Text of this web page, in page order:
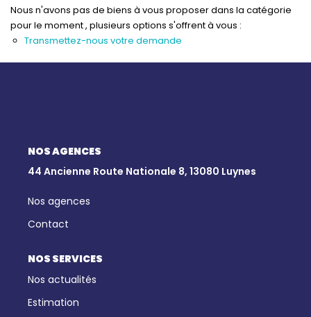
Notre Équipe
Nous Rejoindre
Nos Actualités
Nous n'avons pas de biens à vous proposer dans la catégorie
pour le moment , plusieurs options s'offrent à vous :
Transmettez-nous votre demande
NOS AGENCES
44 Ancienne Route Nationale 8, 13080 Luynes
Nos agences
Contact
NOS SERVICES
Nos actualités
Estimation